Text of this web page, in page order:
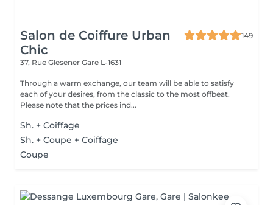
Salon de Coiffure Urban
Chic
149
37, Rue Glesener Gare L-1631
Through a warm exchange, our team will be able to satisfy
each of your desires, from the classic to the most offbeat.
Please note that the prices ind...
Sh. + Coiffage
Sh. + Coupe + Coiffage
Coupe